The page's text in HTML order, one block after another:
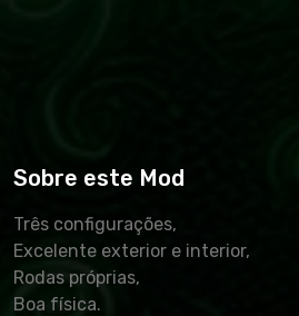
Sobre este Mod
Três configurações,
Excelente exterior e interior,
Rodas próprias,
Boa física.